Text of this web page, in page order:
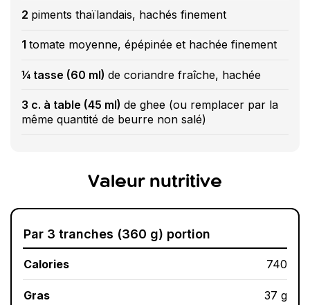
2 piments thaïlandais, hachés finement
1 tomate moyenne, épépinée et hachée finement
¼ tasse (60 ml) de coriandre fraîche, hachée
3 c. à table (45 ml) de ghee (ou remplacer par la
même quantité de beurre non salé)
Valeur nutritive
Par 3 tranches (360 g) portion
Calories 740
Gras 37 g